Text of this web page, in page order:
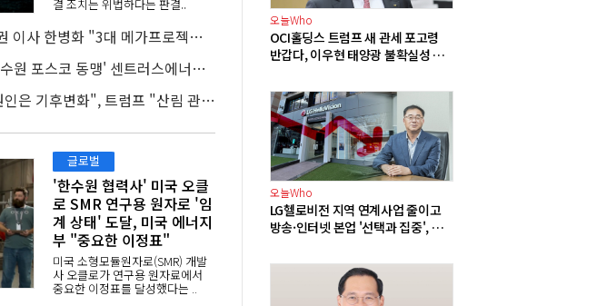
결 조치는 위법하다는 판결..
[K-GX에 보이는 미래③] 유진투자증권 이사 한병화 "3대 메가프로젝트 재생에너지만으로 충분, 원전 확충 근거 부족"
'DL이앤씨 SMR 협력사' X에너지, '한수원 포스코 동맹' 센트러스에너지와 우라늄 계약 체결
세계기상특성 "캐나다 초대형 산불 원인은 기후변화", 트럼프 "산림 관리 미흡" 주장에 반론
글로벌
'한수원 협력사' 미국 오클
로 SMR 연구용 원자로 '임
계 상태' 도달, 미국 에너지
부 "중요한 이정표"
미국 소형모듈원자로(SMR) 개발
사 오클로가 연구용 원자료에서
중요한 이정표를 달성했다는 ..
오늘Who
OCI홀딩스 트럼프 새 관세 포고령
반갑다, 이우현 태양광 불확실성 해
오늘Who
LG헬로비전 지역 연계사업 줄이고
방송·인터넷 본업 '선택과 집중', 송